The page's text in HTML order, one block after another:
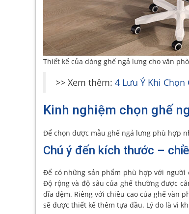
Thiết kế của dòng ghế ngả lưng cho văn
>> Xem thêm: 4 Lưu Ý Khi Chọn
Kinh nghiệm chọn ghế
Để chọn được mẫu ghế ngả lưng phù hợp
Chú ý đến kích thước –
Để có những sản phẩm phù hợp với người
Độ rộng và độ sâu của ghế thường được
đĩa đệm. Riêng với chiều cao của ghế văn
sẽ được thiết kế thêm tựa đầu. Lý do là vì